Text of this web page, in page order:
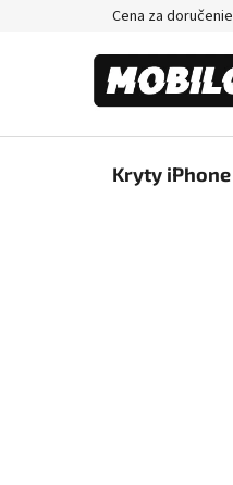
Cena za doručenie
Kryty iPhone